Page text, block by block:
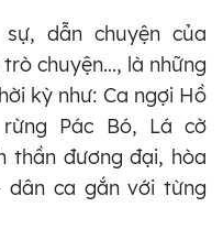
dẫn chuyện của
chuyện..., là những
kỳ như: Ca ngợi Hồ
Pác Bó, Lá cờ
thần đương đại, hòa
dân ca gắn với từng